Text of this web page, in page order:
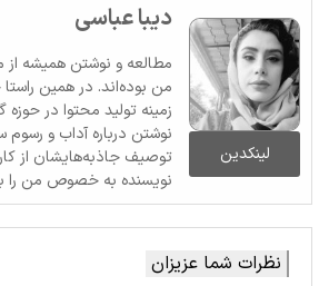
لینکدین
دیبا عباسی
مطالعه و نوشتن همیشه از
من بوده‌اند. در همین
زمینه تولید محتوا در
نوشتن درباره آداب و رسوم
توصیف جاذبه‌هایشان از
نویسنده به خصوص من را
نظرات شما عزیزان